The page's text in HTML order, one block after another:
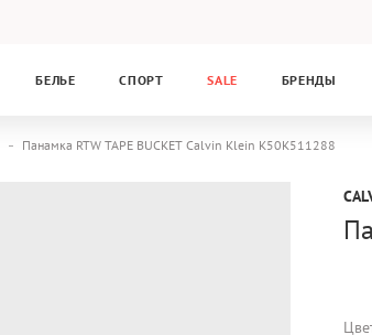
БЕЛЬЕ СПОРТ SALE БРЕНДЫ
Панамка RTW TAPE BUCKET Calvin Klein K50K511288